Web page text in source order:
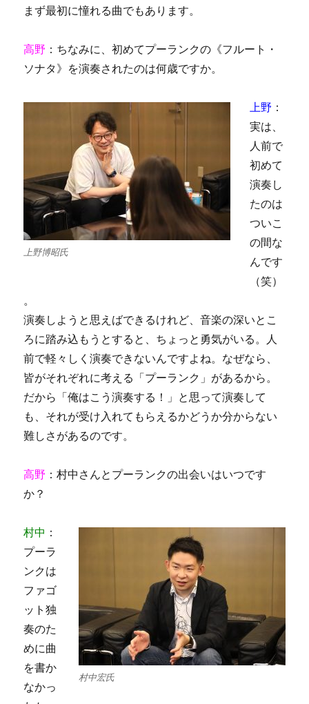
まず最初に憧れる曲でもあります。
高野 ：ちなみに、初めてプーランクの《フルート・
ソナタ》を演奏されたのは何歳ですか。
上野博昭氏
上野 ：
実は、
人前で
初めて
演奏し
たのは
ついこ
の間な
んです
（笑）
。
演奏しようと思えばできるけれど、音楽の深いとこ
ろに踏み込もうとすると、ちょっと勇気がいる。人
前で軽々しく演奏できないんですよね。なぜなら、
皆がそれぞれに考える「プーランク」があるから。
だから「俺はこう演奏する！」と思って演奏して
も、それが受け入れてもらえるかどうか分からない
難しさがあるのです。
高野 ：村中さんとプーランクの出会いはいつです
か？
村中宏氏
村中 ：
プーラ
ンクは
ファゴ
ット独
奏のた
めに曲
を書か
なかっ